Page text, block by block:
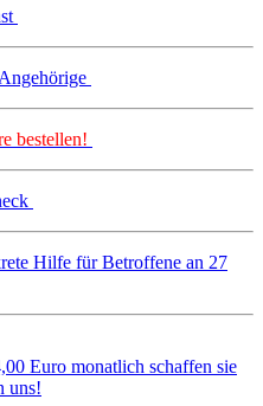
bestellen!
Hilfe für Betroffene an 27
Euro monatlich schaffen sie
uns!